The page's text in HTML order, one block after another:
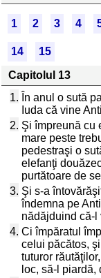
1 2 3 4
14
15
Capitolul 13
1. În anul o sută
Iuda că vine
2. Şi împreună cu
mare peste
pedestraşi o
elefanţi
purtătoare de
3. Şi s-a
îndemna pe
nădăjduind că-l
4. Ci împăratul
celui păcătos,
tuturor
loc, să-l